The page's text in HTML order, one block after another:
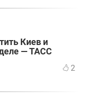
Киев и
— ТАСС
2